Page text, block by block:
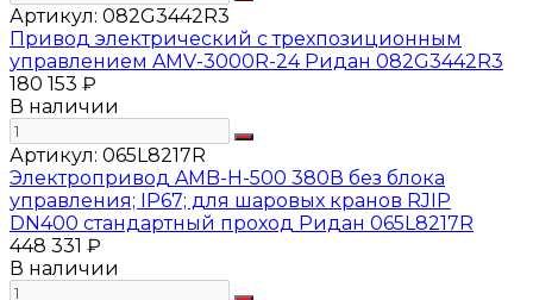
Артикул: 082G3442R3
Привод электрический с трехпозиционным
управлением AMV-3000R-24 Ридан 082G3442R3
180 153 ₽
В наличии
Артикул: 065L8217R
Электропривод AMB-H-500 380В без блока
управления; IP67; для шаровых кранов RJIP
DN400 стандартный проход Ридан 065L8217R
448 331 ₽
В наличии